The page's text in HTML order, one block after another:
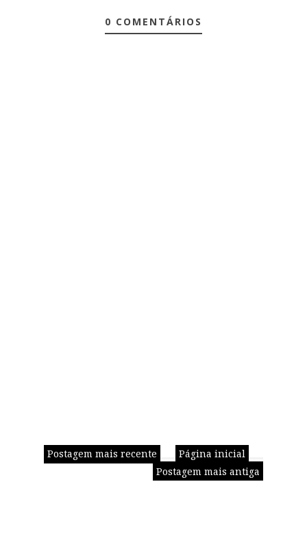
0 COMENTÁRIOS
Postagem mais recente
Postagem mais antiga
Página inicial